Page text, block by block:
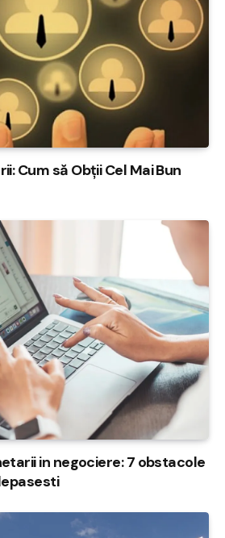
Cum să Obții Cel Mai Bun
in negociere: 7 obstacole